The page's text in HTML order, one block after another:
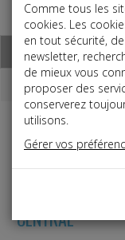
Base documentaire
Dépêches
Social
DROIT
CENTRAL
Comme tous les
cookies. Les
en tout sécurité,
newsletter,
de mieux vous
proposer des
conserverez
utilisons.
Gérer vos